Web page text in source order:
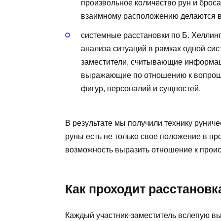
произвольное количество рун и
взаимному расположению делаются
системные расстановки по Б.
анализа ситуаций в рамках одной
заместители, считывающие
выражающие по отношению к
фигур, персоналий и сущностей.
В результате мы получили технику
руны есть не только свое положение в
возможность выразить отношение к
Как проходит
Каждый участник-заместитель вслепую